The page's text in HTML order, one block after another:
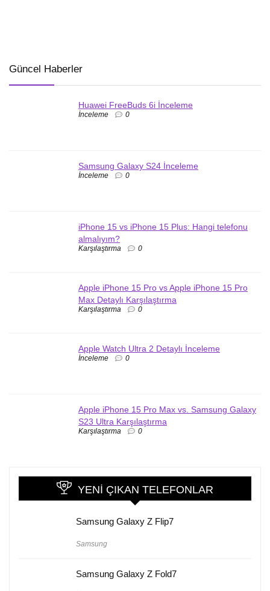
Güncel Haberler
Huawei FreeBuds 6i İnceleme
İnceleme 0
Samsung Galaxy S24 İnceleme
İnceleme 0
iPhone 15 vs iPhone 15 Plus: Hangi telefonu
almalıyım?
Karşılaştırma 0
Apple iPhone 15 Pro vs Apple iPhone 15 Pro
Max Detaylı Karşılaştırma
Karşılaştırma 0
Apple Watch Ultra 2 Detaylı İnceleme
İnceleme 0
Apple iPhone 15 Pro Max vs. Samsung Galaxy
S23 Ultra Karşılaştırma
Karşılaştırma 0
YENI ÇIKAN TELEFONLAR
Samsung Galaxy Z Flip7
Samsung
Samsung Galaxy Z Fold7